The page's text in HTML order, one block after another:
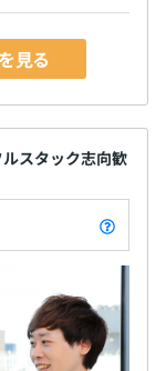
見る
スタック志向歓